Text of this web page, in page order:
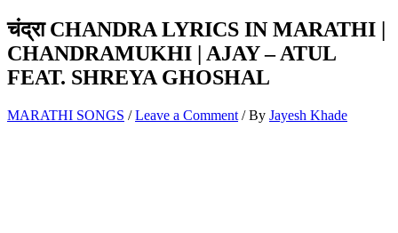
चंद्रा CHANDRA LYRICS IN MARATHI |
CHANDRAMUKHI | AJAY – ATUL
FEAT. SHREYA GHOSHAL
MARATHI SONGS /Leave a Comment / By Jayesh Khade